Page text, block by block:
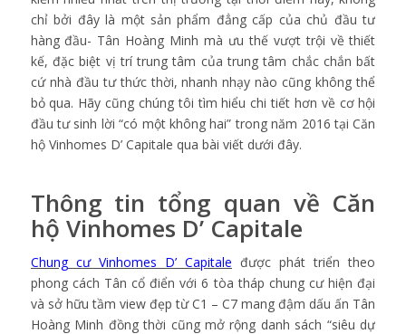
chỉ bởi đây là một sản phẩm đẳng cấp của chủ đầu tư
hàng đầu- Tân Hoàng Minh mà ưu thế vượt trội về thiết
kế, đặc biệt vị trí trung tâm của trung tâm chắc chắn bất
cứ nhà đầu tư thức thời, nhanh nhạy nào cũng không thể
bỏ qua. Hãy cũng chúng tôi tìm hiểu chi tiết hơn về cơ hội
đầu tư sinh lời “có một không hai” trong năm 2016 tại Căn
hộ Vinhomes D’ Capitale qua bài viết dưới đây.
Thông tin tổng quan về Căn
hộ Vinhomes D’ Capitale
Chung cư Vinhomes D’ Capitale được phát triển theo
phong cách Tân cổ điển với 6 tòa tháp chung cư hiện đại
và sở hữu tầm view đẹp từ C1 – C7 mang đậm dấu ấn Tân
Hoàng Minh đồng thời cũng mở rộng danh sách “siêu dự